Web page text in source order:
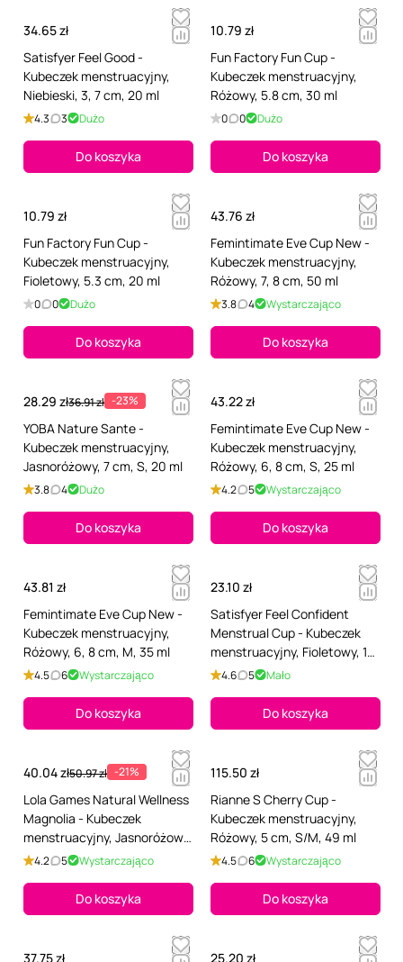
34.65 zł
Satisfyer Feel Good -
Kubeczek menstruacyjny,
Niebieski, 3, 7 cm, 20 ml
4.3 3 Dużo
Do koszyka
10.79 zł
Fun Factory Fun Cup -
Kubeczek menstruacyjny,
Różowy, 5.8 cm, 30 ml
0 0 Dużo
Do koszyka
10.79 zł
Fun Factory Fun Cup -
Kubeczek menstruacyjny,
Fioletowy, 5.3 cm, 20 ml
0 0 Dużo
Do koszyka
43.76 zł
Femintimate Eve Cup New -
Kubeczek menstruacyjny,
Różowy, 7, 8 cm, 50 ml
3.8 4 Wystarczająco
Do koszyka
28.29 zł36.91 zł -23%
YOBA Nature Sante -
Kubeczek menstruacyjny,
Jasnoróżowy, 7 cm, S, 20 ml
3.8 4 Dużo
Do koszyka
43.22 zł
Femintimate Eve Cup New -
Kubeczek menstruacyjny,
Różowy, 6, 8 cm, S, 25 ml
4.2 5 Wystarczająco
Do koszyka
43.81 zł
Femintimate Eve Cup New -
Kubeczek menstruacyjny,
Różowy, 6, 8 cm, M, 35 ml
4.5 6 Wystarczająco
Do koszyka
23.10 zł
Satisfyer Feel Confident
Menstrual Cup - Kubeczek
menstruacyjny, Fioletowy, 18
cm, 20 ml
4.6 5 Mało
Do koszyka
40.04 zł50.97 zł -21%
Lola Games Natural Wellness
Magnolia - Kubeczek
menstruacyjny, Jasnoróżowy,
6 cm, 15 ml
4.2 5 Wystarczająco
Do koszyka
115.50 zł
Rianne S Cherry Cup -
Kubeczek menstruacyjny,
Różowy, 5 cm, S/M, 49 ml
4.5 6 Wystarczająco
Do koszyka
37.75 zł 25.20 zł